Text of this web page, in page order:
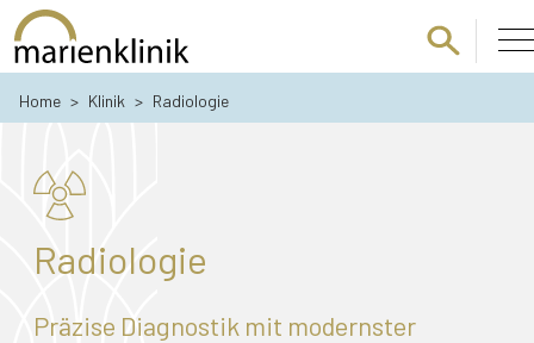
Zum Hauptinhalt springen
Home > Klinik > Radiologie
Radiologie
Präzise Diagnostik mit modernster